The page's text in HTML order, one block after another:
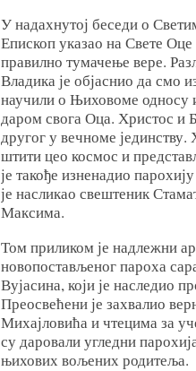
У надахнутој беседи о
Епископ указао на Свете
правилно тумачење вере.
Владика је објаснио да смо
научили о Њиховоме односу
даром свога Оца. Христос и
другог у вечноме јединству.
штити цео космос и
је такође изненадио
је насликао свештеник
Максима.
Том приликом је надлежни
новопостављеног пароха
Вујасина, који је наследио
Преосвећени је захвалио
Михајловића и чтецима за
су даровали угледни
њихових вољених родитеља.